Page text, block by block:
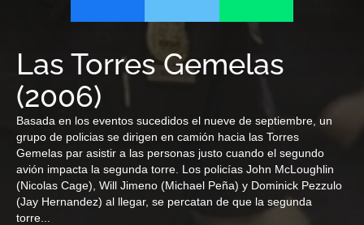
Las Torres Gemelas
(2006)
Basada en los eventos sucedidos el nueve de septiembre, un
grupo de policias se dirigen en camión hacia las Torres
Gemelas par asistir a las personas justo cuando el segundo
avión impacta la segunda torre. Los policías John McLoughlin
(Nicolas Cage), Will Jimeno (Michael Peña) y Dominick Pezzulo
(Jay Hernandez) al llegar, se percatan de que la segunda
torre...